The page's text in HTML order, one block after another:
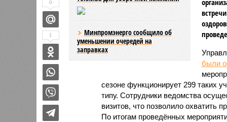
Минпромэнерго сообщило об
уменьшении очередей на
заправках
были
сезоне функционирует 299 таких
типу. Сотрудники ведомства
визитов, что позволило охватить
По итогам проведённых
0
1